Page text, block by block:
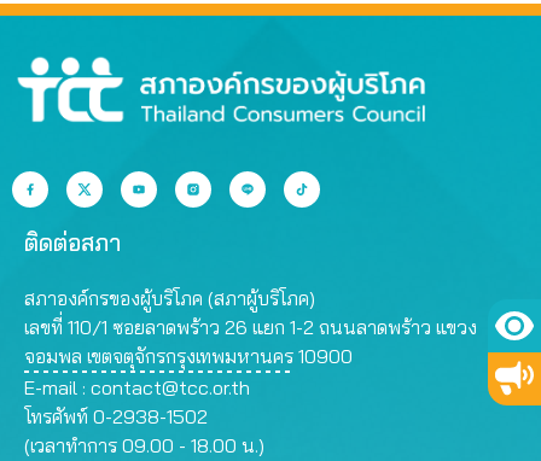
ติดต่อสภา
สภาองค์กรของผู้บริโภค (สภาผู้บริโภค)
เลขที่ 110/1 ซอยลาดพร้าว 26 แยก 1-2 ถนนลาดพร้าว แขวง
จอมพล เขตจตุจักรกรุงเทพมหานคร 10900
E-mail : contact@tcc.or.th
โทรศัพท์ 0-2938-1502
(เวลาทำการ 09.00 - 18.00 น.)